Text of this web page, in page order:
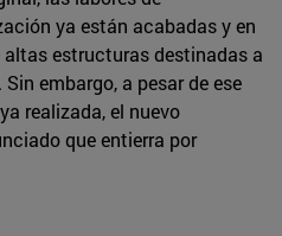
ya están acabadas y en
altas estructuras destinadas a
embargo, a pesar de ese
realizada, el nuevo
que entierra por